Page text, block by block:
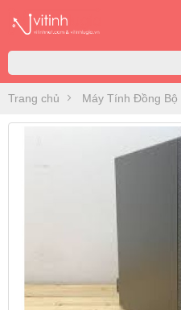
Trang chủ Máy Tính Đồng Bộ